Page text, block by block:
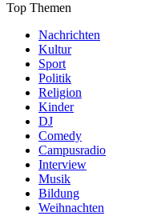
Top Themen
Nachrichten
Kultur
Sport
Politik
Religion
Kinder
DJ
Comedy
Campusradio
Interview
Musik
Bildung
Weihnachten